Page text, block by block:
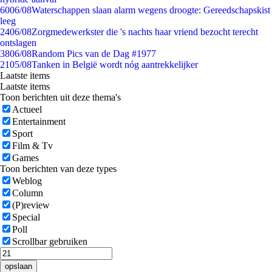
6006/08Waterschappen slaan alarm wegens droogte: Gereedschapskist
leeg
2406/08Zorgmedewerkster die 's nachts haar vriend bezocht terecht
ontslagen
3806/08Random Pics van de Dag #1977
2105/08Tanken in België wordt nóg aantrekkelijker
Laatste items
Laatste items
Toon berichten uit deze thema's
Actueel
Entertainment
Sport
Film & Tv
Games
Toon berichten van deze types
Weblog
Column
(P)review
Special
Poll
Scrollbar gebruiken
opslaan